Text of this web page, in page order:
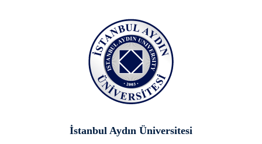
İstanbul Aydın Üniversitesi